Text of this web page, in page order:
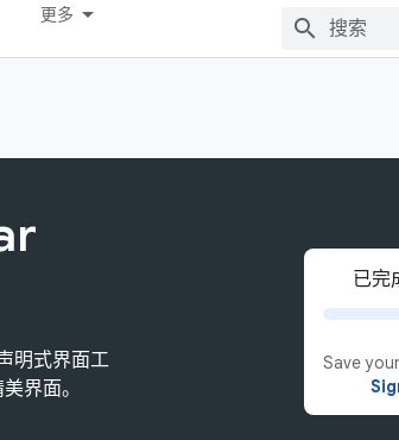
更多
明式界面工
界面。
已完
Save